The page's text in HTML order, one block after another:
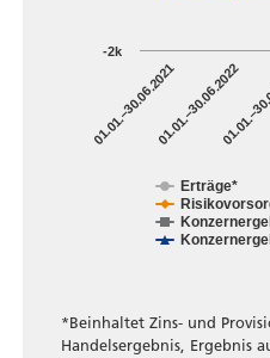
Erträge*
01.01.–30.06.202101.01.–30.06.2022
-2k
*Beinhaltet Zins- und
Handelsergebnis, Ergebnis